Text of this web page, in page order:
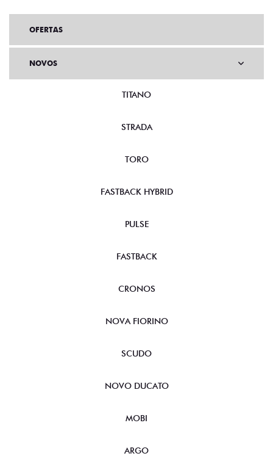
OFERTAS
NOVOS
TITANO
STRADA
TORO
FASTBACK HYBRID
PULSE
FASTBACK
CRONOS
NOVA FIORINO
SCUDO
NOVO DUCATO
MOBI
ARGO